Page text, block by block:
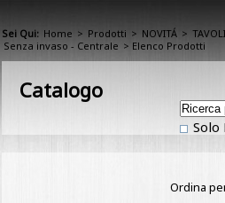
Sei Qui: Home > Prodotti > NOVITÁ >
Senza invaso - Centrale > Elenco Prodotti
Catalogo
Ordina